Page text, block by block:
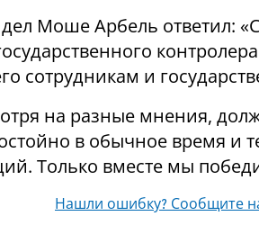
Моше Арбель ответил:
сотрудникам и
на разные мнения,
в обычное время и
Только вместе мы
Нашли ошибку? Сообщите